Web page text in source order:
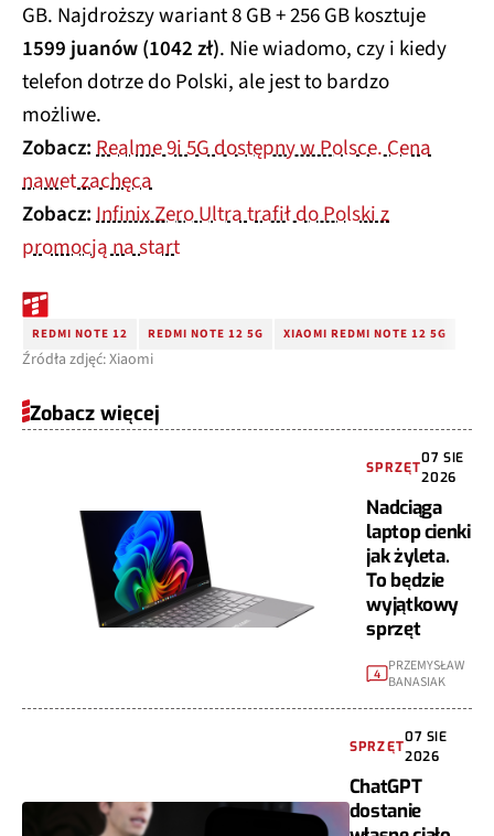
GB. Najdroższy wariant 8 GB + 256 GB kosztuje
1599 juanów (1042 zł). Nie wiadomo, czy i kiedy
telefon dotrze do Polski, ale jest to bardzo
możliwe.
Zobacz:Realme 9i 5G dostępny w Polsce. Cena
nawet zachęca
Zobacz:Infinix Zero Ultra trafił do Polski z
promocją na start
REDMI NOTE 12 REDMI NOTE 12 5G XIAOMI REDMI NOTE 12 5G
Źródła zdjęć: Xiaomi
Zobacz więcej
SPRZĘT
07 SIE
2026
Nadciąga
laptop cienki
jak żyleta.
To będzie
wyjątkowy
sprzęt
4
PRZEMYSŁAW
BANASIAK
SPRZĘT
07 SIE
2026
ChatGPT
dostanie